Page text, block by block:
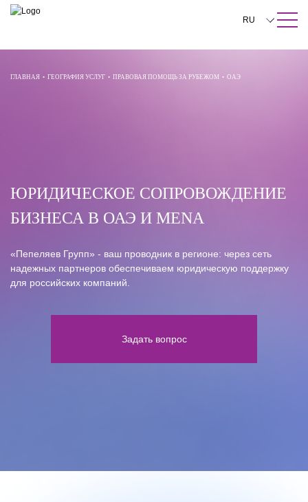
ПОИСК ПО САЙТУ Закрыть
RU
Français
ГЛАВНАЯ • ГЕОГРАФИЯ УСЛУГ • ПРАВОВАЯ ПОМОЩЬ ЗА РУБЕЖОМ • ОАЭ
ЮРИДИЧЕСКОЕ СОПРОВОЖДЕНИЕ
БИЗНЕСА В ОАЭ И MENA
«Пепеляев Групп» - ваш проводник в регионе: через сеть
надежных партнеров обеспечиваем юридическую поддержку
для российских компаний.
Задать вопрос